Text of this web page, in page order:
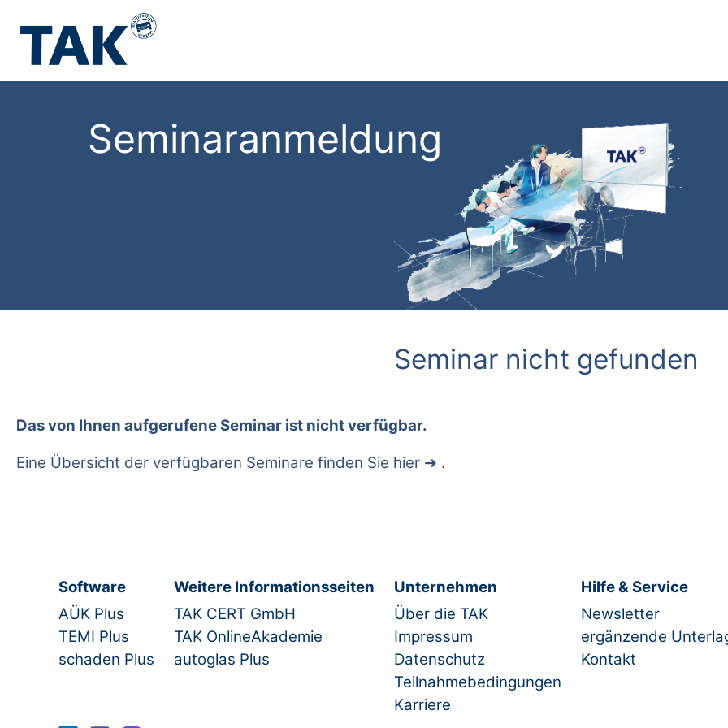
Seminaranmeldung
Seminar nicht gefunden
Das von Ihnen aufgerufene Seminar ist nicht verfügbar.
Eine Übersicht der verfügbaren Seminare finden Sie hier .
Software
AÜK Plus
TEMI Plus
schaden Plus
Weitere Informationsseiten
TAK CERT GmbH
TAK OnlineAkademie
autoglas Plus
Unternehmen
Über die TAK
Impressum
Datenschutz
Teilnahmebedingungen
Karriere
Hilfe & Service
Newsletter
ergänzende
Kontakt